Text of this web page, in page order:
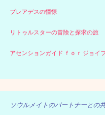
プレアデスの憧憬
リトゥルスターの冒険と探求の旅
アセンションガイド ｆｏｒ ジョイ
ソウルメイトのパートナーとの